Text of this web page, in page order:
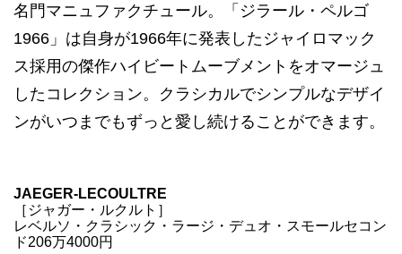
名門マニュファクチュール。「ジラール・ペルゴ
1966」は自身が1966年に発表したジャイロマック
ス採用の傑作ハイビートムーブメントをオマージュ
したコレクション。クラシカルでシンプルなデザイ
ンがいつまでもずっと愛し続けることができます。
JAEGER-LECOULTRE
［ジャガー・ルクルト］
レベルソ・クラシック・ラージ・デュオ・スモールセコン
ド206万4000円